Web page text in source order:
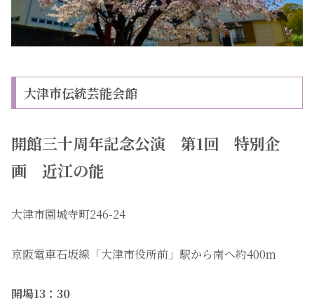
大津市伝統芸能会館
開館三十周年記念公演 第1回 特別企
画 近江の能
大津市園城寺町246-24
京阪電車石坂線「大津市役所前」駅から南へ約400m
開場13：30